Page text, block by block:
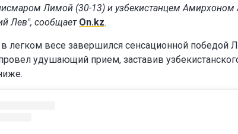
Лимой (30-13) и узбекистанцем Амирхоном
Лев", сообщает On.kz.
легком весе завершился сенсационной победой
удушающий прием, заставив